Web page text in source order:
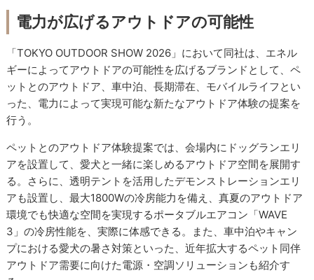
電力が広げるアウトドアの可能性
「TOKYO OUTDOOR SHOW 2026」において同社は、エネル
ギーによってアウトドアの可能性を広げるブランドとして、ペ
ットとのアウトドア、車中泊、長期滞在、モバイルライフとい
った、電力によって実現可能な新たなアウトドア体験の提案を
行う。
ペットとのアウトドア体験提案では、会場内にドッグランエリ
アを設置して、愛犬と一緒に楽しめるアウトドア空間を展開す
る。さらに、透明テントを活用したデモンストレーションエリ
アも設置し、最大1800Wの冷房能力を備え、真夏のアウトドア
環境でも快適な空間を実現するポータブルエアコン「WAVE
3」の冷房性能を、実際に体感できる。また、車中泊やキャン
プにおける愛犬の暑さ対策といった、近年拡大するペット同伴
アウトドア需要に向けた電源・空調ソリューションも紹介す